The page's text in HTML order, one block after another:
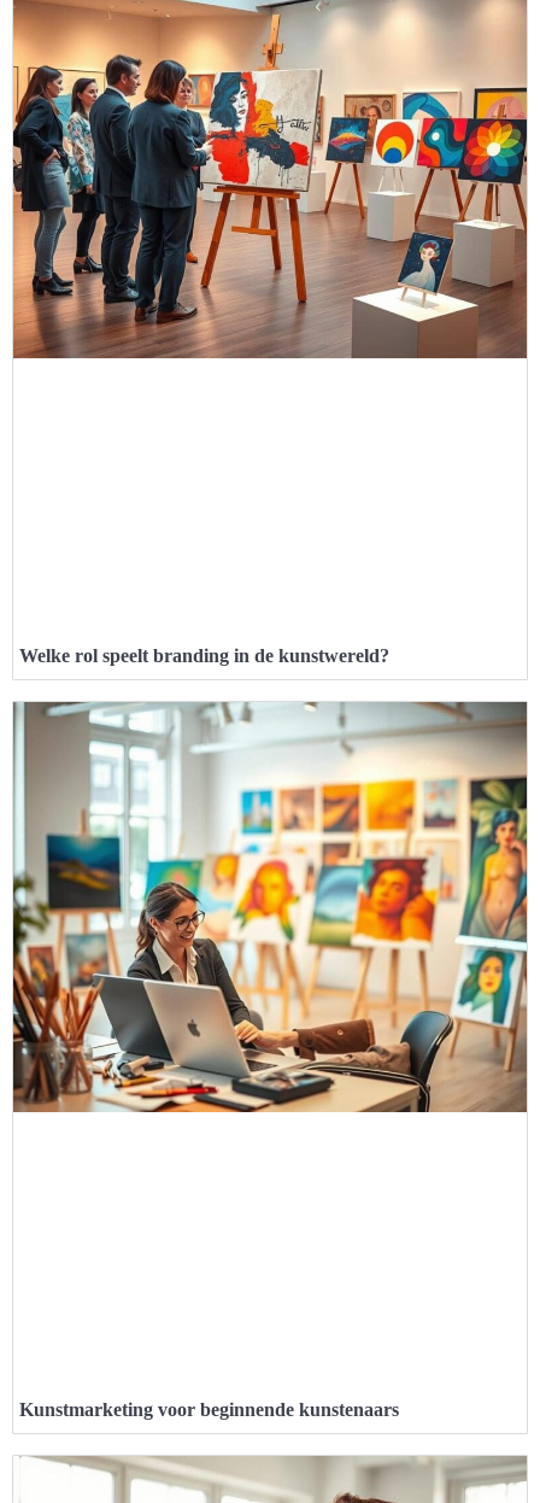
Welke rol speelt branding in de kunstwereld?
Kunstmarketing voor beginnende kunstenaars